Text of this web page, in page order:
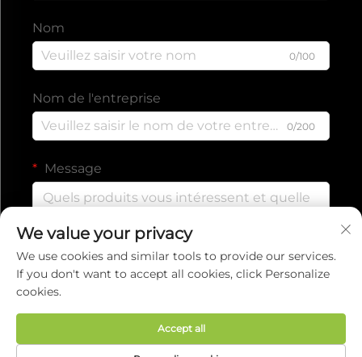
Nom
0/100
Nom de l'entreprise
0/200
Message
Droits d'auteur © 2025 par EVERISE FITNESS CO.,
We value your privacy
We use cookies and similar tools to provide our services.
If you don't want to accept all cookies, click Personalize
cookies.
Accept all